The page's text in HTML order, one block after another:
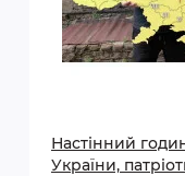
Настінний
України,